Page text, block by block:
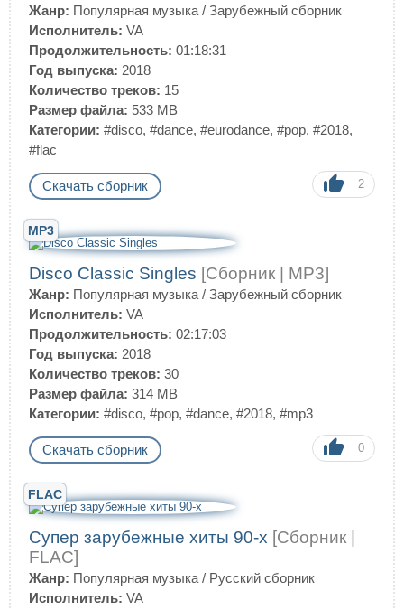
Жанр: Популярная музыка / Зарубежный сборник
Исполнитель: VA
Продолжительность: 01:18:31
Год выпуска: 2018
Количество треков: 15
Размер файла: 533 MB
Категории: #disco, #dance, #eurodance, #pop, #2018,
#flac
Скачать сборник 2
MP3
Disco Classic Singles [Сборник | MP3]
Жанр: Популярная музыка / Зарубежный сборник
Исполнитель: VA
Продолжительность: 02:17:03
Год выпуска: 2018
Количество треков: 30
Размер файла: 314 MB
Категории: #disco, #pop, #dance, #2018, #mp3
Скачать сборник 0
FLAC
Супер зарубежные хиты 90-х [Сборник |
FLAC]
Жанр: Популярная музыка / Русский сборник
Исполнитель: VA